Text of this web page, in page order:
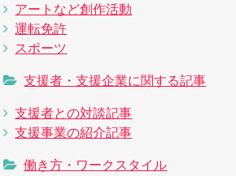
アートなど創作活動
運転免許
スポーツ
支援者・支援企業に関する記事
支援者との対談記事
支援事業の紹介記事
働き方・ワークスタイル